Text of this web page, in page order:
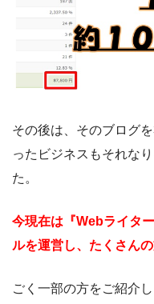
その後は、そのブログ
ったビジネスもそれな
た。
今現在は『Webライタ
ルを運営し、たくさん
ごく一部の方をご紹介